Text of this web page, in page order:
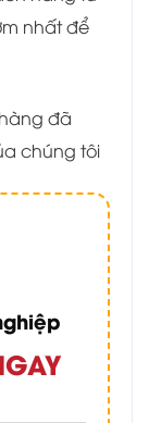
nhất để
đã
chúng tôi